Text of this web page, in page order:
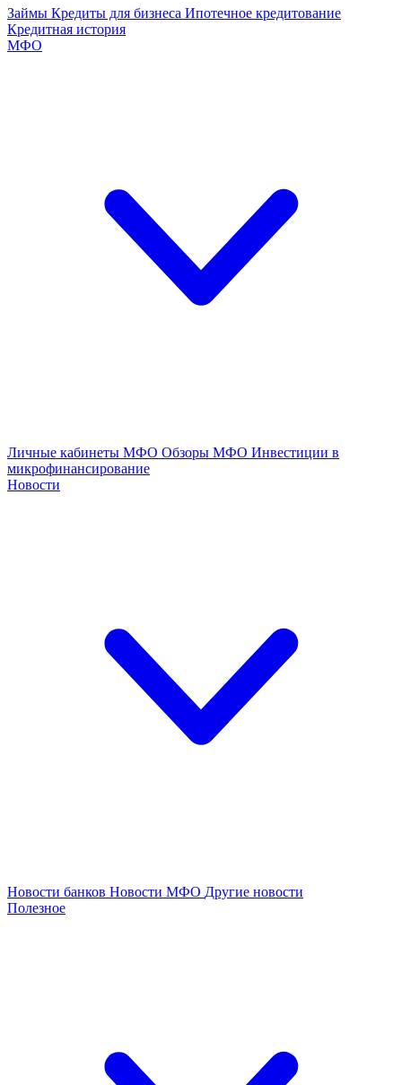
Займы Кредиты для бизнеса Ипотечное кредитование
Кредитная история
МФО
Личные кабинеты МФО Обзоры МФО Инвестиции в
микрофинансирование
Новости
Новости банков Новости МФО Другие новости
Полезное